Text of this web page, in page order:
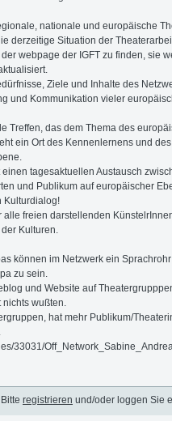
nationale und europäische
derzeitige Situation der
webpage der IGFT zu finden, sie
Ziele und Inhalte des
und Kommunikation vieler
Treffen, das dem Thema des
ein Ort des Kennenlernens und
tagesaktuellen Austausch
und Publikum auf europäischer
Kulturdialog!
alle freien darstellenden
Kulturen.
können im Netzwerk ein
zu sein.
und Website auf
wußten.
hat mehr Publikum/
Bitte registrieren und/oder loggen Sie